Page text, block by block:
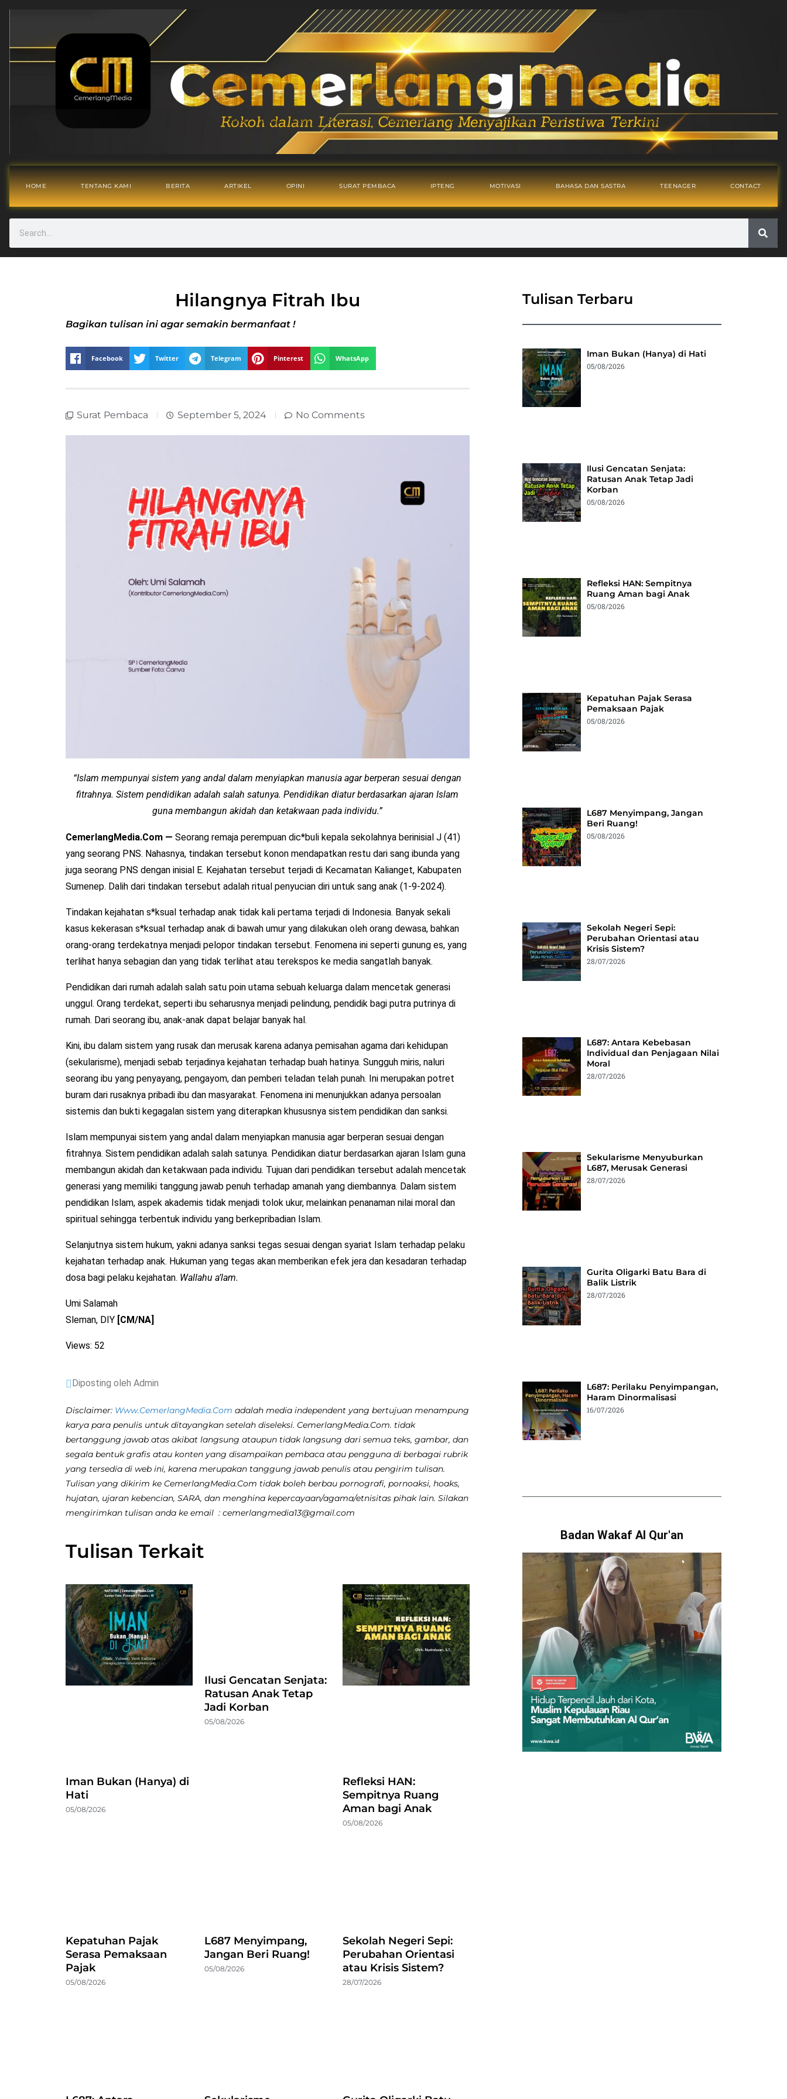
HOME TENTANG KAMI BERITA ARTIKEL OPINI SURAT PEMBACA IPTENG MOTIVASI BAHASA DAN SASTRA TEENAGER CONTACT
Hilangnya Fitrah Ibu
Bagikan tulisan ini agar semakin bermanfaat !
Facebook Twitter Telegram Pinterest WhatsApp
Surat Pembaca September 5, 2024 No Comments
“Islam mempunyai sistem yang andal dalam menyiapkan manusia agar berperan sesuai dengan
fitrahnya. Sistem pendidikan adalah salah satunya. Pendidikan diatur berdasarkan ajaran Islam
guna membangun akidah dan ketakwaan pada individu.”
CemerlangMedia.Com — Seorang remaja perempuan dic*buli kepala sekolahnya berinisial J (41)
yang seorang PNS. Nahasnya, tindakan tersebut konon mendapatkan restu dari sang ibunda yang
juga seorang PNS dengan inisial E. Kejahatan tersebut terjadi di Kecamatan Kalianget, Kabupaten
Sumenep. Dalih dari tindakan tersebut adalah ritual penyucian diri untuk sang anak (1-9-2024).
Tindakan kejahatan s*ksual terhadap anak tidak kali pertama terjadi di Indonesia. Banyak sekali
kasus kekerasan s*ksual terhadap anak di bawah umur yang dilakukan oleh orang dewasa, bahkan
orang-orang terdekatnya menjadi pelopor tindakan tersebut. Fenomena ini seperti gunung es, yang
terlihat hanya sebagian dan yang tidak terlihat atau terekspos ke media sangatlah banyak.
Pendidikan dari rumah adalah salah satu poin utama sebuah keluarga dalam mencetak generasi
unggul. Orang terdekat, seperti ibu seharusnya menjadi pelindung, pendidik bagi putra putrinya di
rumah. Dari seorang ibu, anak-anak dapat belajar banyak hal.
Kini, ibu dalam sistem yang rusak dan merusak karena adanya pemisahan agama dari kehidupan
(sekularisme), menjadi sebab terjadinya kejahatan terhadap buah hatinya. Sungguh miris, naluri
seorang ibu yang penyayang, pengayom, dan pemberi teladan telah punah. Ini merupakan potret
buram dari rusaknya pribadi ibu dan masyarakat. Fenomena ini menunjukkan adanya persoalan
sistemis dan bukti kegagalan sistem yang diterapkan khususnya sistem pendidikan dan sanksi.
Islam mempunyai sistem yang andal dalam menyiapkan manusia agar berperan sesuai dengan
fitrahnya. Sistem pendidikan adalah salah satunya. Pendidikan diatur berdasarkan ajaran Islam guna
membangun akidah dan ketakwaan pada individu. Tujuan dari pendidikan tersebut adalah mencetak
generasi yang memiliki tanggung jawab penuh terhadap amanah yang diembannya. Dalam sistem
pendidikan Islam, aspek akademis tidak menjadi tolok ukur, melainkan penanaman nilai moral dan
spiritual sehingga terbentuk individu yang berkepribadian Islam.
Selanjutnya sistem hukum, yakni adanya sanksi tegas sesuai dengan syariat Islam terhadap pelaku
kejahatan terhadap anak. Hukuman yang tegas akan memberikan efek jera dan kesadaran terhadap
dosa bagi pelaku kejahatan. Wallahu a’lam.
Umi Salamah
Sleman, DIY [CM/NA]
Views: 52
Diposting oleh Admin
Disclaimer: Www.CemerlangMedia.Com adalah media independent yang bertujuan menampung
karya para penulis untuk ditayangkan setelah diseleksi. CemerlangMedia.Com. tidak
bertanggung jawab atas akibat langsung ataupun tidak langsung dari semua teks, gambar, dan
segala bentuk grafis atau konten yang disampaikan pembaca atau pengguna di berbagai rubrik
yang tersedia di web ini, karena merupakan tanggung jawab penulis atau pengirim tulisan.
Tulisan yang dikirim ke CemerlangMedia.Com tidak boleh berbau pornografi, pornoaksi, hoaks,
hujatan, ujaran kebencian, SARA, dan menghina kepercayaan/agama/etnisitas pihak lain. Silakan
mengirimkan tulisan anda ke email : cemerlangmedia13@gmail.com
Tulisan Terkait
Iman Bukan (Hanya) di
Hati
05/08/2026
Ilusi Gencatan Senjata:
Ratusan Anak Tetap
Jadi Korban
05/08/2026
Refleksi HAN:
Sempitnya Ruang
Aman bagi Anak
05/08/2026
Kepatuhan Pajak
Serasa Pemaksaan
Pajak
05/08/2026
L687 Menyimpang,
Jangan Beri Ruang!
05/08/2026
Sekolah Negeri Sepi:
Perubahan Orientasi
atau Krisis Sistem?
28/07/2026
Tulisan Terbaru
Iman Bukan (Hanya) di Hati
05/08/2026
Ilusi Gencatan Senjata:
Ratusan Anak Tetap Jadi
Korban
05/08/2026
Refleksi HAN: Sempitnya
Ruang Aman bagi Anak
05/08/2026
Kepatuhan Pajak Serasa
Pemaksaan Pajak
05/08/2026
L687 Menyimpang, Jangan
Beri Ruang!
05/08/2026
Sekolah Negeri Sepi:
Perubahan Orientasi atau
Krisis Sistem?
28/07/2026
L687: Antara Kebebasan
Individual dan Penjagaan Nilai
Moral
28/07/2026
Sekularisme Menyuburkan
L687, Merusak Generasi
28/07/2026
Gurita Oligarki Batu Bara di
Balik Listrik
28/07/2026
L687: Perilaku Penyimpangan,
Haram Dinormalisasi
16/07/2026
Badan Wakaf Al Qur'an